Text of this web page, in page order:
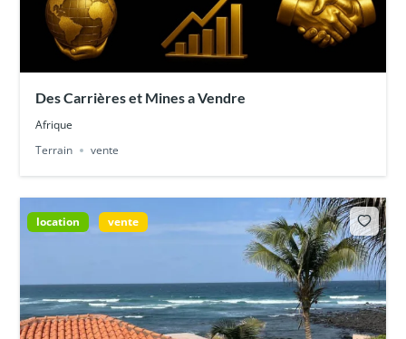
Des Carrières et Mines a Vendre
Afrique
Terrain
vente
location vente